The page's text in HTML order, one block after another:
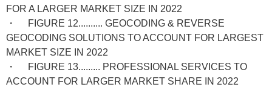
FOR A LARGER MARKET SIZE IN 2022
・ FIGURE 12.......... GEOCODING & REVERSE
GEOCODING SOLUTIONS TO ACCOUNT FOR LARGEST
MARKET SIZE IN 2022
・ FIGURE 13......... PROFESSIONAL SERVICES TO
ACCOUNT FOR LARGER MARKET SHARE IN 2022